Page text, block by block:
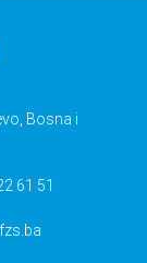
Bosna i
61 51